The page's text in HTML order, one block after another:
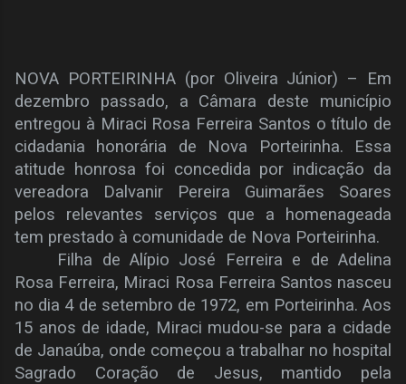
NOVA PORTEIRINHA (por Oliveira Júnior) – Em
dezembro passado, a Câmara deste município
entregou à Miraci Rosa Ferreira Santos o título de
cidadania honorária de Nova Porteirinha. Essa
atitude honrosa foi concedida por indicação da
vereadora Dalvanir Pereira Guimarães Soares
pelos relevantes serviços que a homenageada
tem prestado à comunidade de Nova Porteirinha.
Filha de Alípio José Ferreira e de Adelina
Rosa Ferreira, Miraci Rosa Ferreira Santos nasceu
no dia 4 de setembro de 1972, em Porteirinha. Aos
15 anos de idade, Miraci mudou-se para a cidade
de Janaúba, onde começou a trabalhar no hospital
Sagrado Coração de Jesus, mantido pela